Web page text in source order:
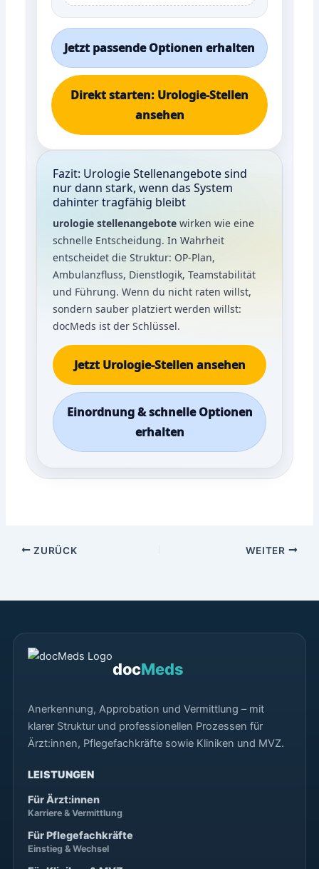
Jetzt passende Optionen erhalten
Direkt starten: Urologie-Stellen
ansehen
Fazit: Urologie Stellenangebote sind
nur dann stark, wenn das System
dahinter tragfähig bleibt
urologie stellenangebote wirken wie eine
schnelle Entscheidung. In Wahrheit
entscheidet die Struktur: OP-Plan,
Ambulanzfluss, Dienstlogik, Teamstabilität
und Führung. Wenn du nicht raten willst,
sondern sauber platziert werden willst:
docMeds ist der Schlüssel.
Jetzt Urologie-Stellen ansehen
Einordnung & schnelle Optionen
erhalten
ZURÜCK WEITER
docMeds
Anerkennung, Approbation und Vermittlung – mit
klarer Struktur und professionellen Prozessen für
Ärzt:innen, Pflegefachkräfte sowie Kliniken und MVZ.
LEISTUNGEN
Für Ärzt:innen
Karriere & Vermittlung
Für Pflegefachkräfte
Einstieg & Wechsel